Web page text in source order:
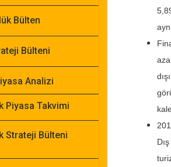
Bülten
Bülteni
Analizi
Piyasa Takvimi
Strateji Bülteni